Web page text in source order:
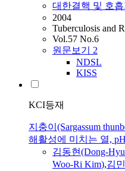
대한결핵 및 호흡
2004
Tuberculosis and
Vol.57 No.6
원문보기 2
NDSL
KISS
KCI등재
지충이(Sargassum
해활성에 미치는 열,
김동현(Dong-
Woo-Ri Kim),김